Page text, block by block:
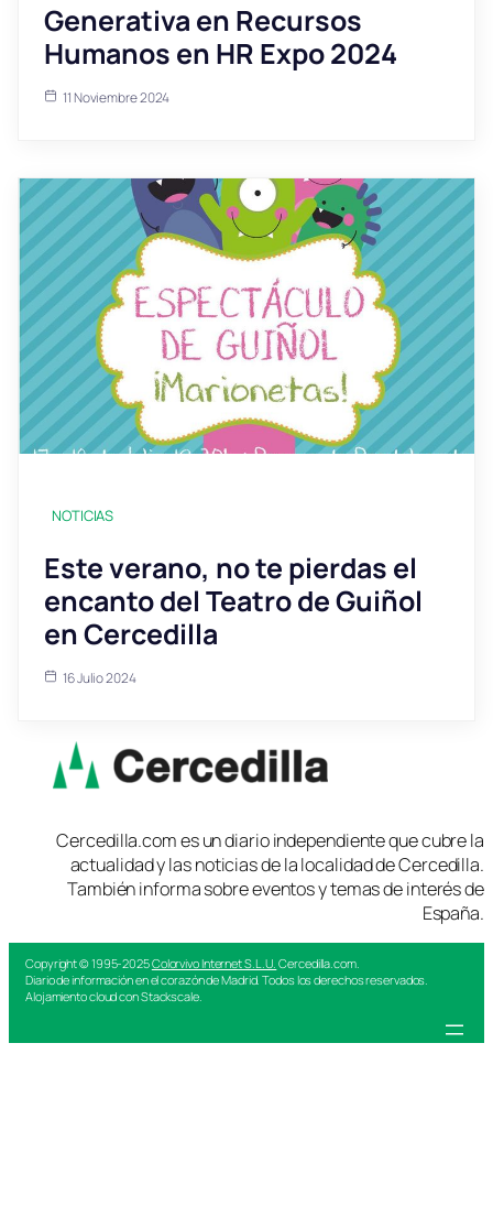
Generativa en Recursos
Humanos en HR Expo 2024
11 Noviembre 2024
NOTICIAS
Este verano, no te pierdas el
encanto del Teatro de Guiñol
en Cercedilla
16 Julio 2024
Cercedilla.com es un diario independiente que cubre la
actualidad y las noticias de la localidad de Cercedilla.
También informa sobre eventos y temas de interés de
España.
Copyright © 1995-2025Colorvivo Internet S.L.U. Cercedilla.com.
Diario de información en el corazón de Madrid. Todos los derechos reservados.
Alojamiento cloud con Stackscale.